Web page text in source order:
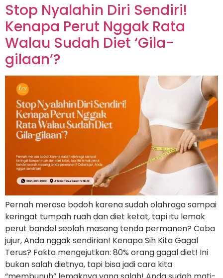
Stop Nyalahin Diri Sendiri!
Kenapa Perut Nggak Rata
Walau Sudah Diet ‘Gila-
gilaan’?
Pernah merasa bodoh karena sudah olahraga sampai
keringat tumpah ruah dan diet ketat, tapi itu lemak
perut bandel seolah masang tenda permanen? Coba
jujur, Anda nggak sendirian! Kenapa Sih Kita Gagal
Terus? Fakta mengejutkan: 80% orang gagal diet! Ini
bukan salah dietnya, tapi bisa jadi cara kita